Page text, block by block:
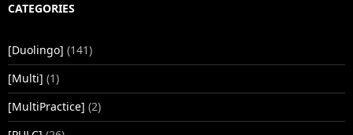
CATEGORIES
[Duolingo] (141)
[Multi] (1)
[MultiPractice] (2)